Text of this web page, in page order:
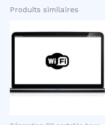
Produits similaires